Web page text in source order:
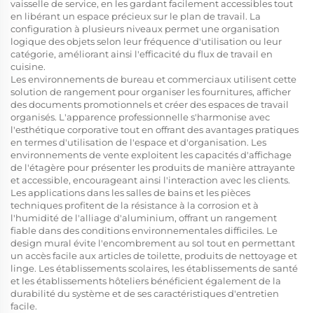
vaisselle de service, en les gardant facilement accessibles tout
en libérant un espace précieux sur le plan de travail. La
configuration à plusieurs niveaux permet une organisation
logique des objets selon leur fréquence d'utilisation ou leur
catégorie, améliorant ainsi l'efficacité du flux de travail en
cuisine.
Les environnements de bureau et commerciaux utilisent cette
solution de rangement pour organiser les fournitures, afficher
des documents promotionnels et créer des espaces de travail
organisés. L'apparence professionnelle s'harmonise avec
l'esthétique corporative tout en offrant des avantages pratiques
en termes d'utilisation de l'espace et d'organisation. Les
environnements de vente exploitent les capacités d'affichage
de l'étagère pour présenter les produits de manière attrayante
et accessible, encourageant ainsi l'interaction avec les clients.
Les applications dans les salles de bains et les pièces
techniques profitent de la résistance à la corrosion et à
l'humidité de l'alliage d'aluminium, offrant un rangement
fiable dans des conditions environnementales difficiles. Le
design mural évite l'encombrement au sol tout en permettant
un accès facile aux articles de toilette, produits de nettoyage et
linge. Les établissements scolaires, les établissements de santé
et les établissements hôteliers bénéficient également de la
durabilité du système et de ses caractéristiques d'entretien
facile.